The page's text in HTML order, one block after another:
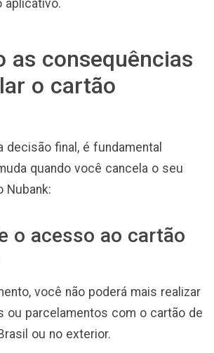
aplicativo.
as consequências
o cartão
decisão final, é fundamental
quando você cancela o seu
Nubank:
o acesso ao cartão
você não poderá mais realizar
ou parcelamentos com o cartão de
ou no exterior.